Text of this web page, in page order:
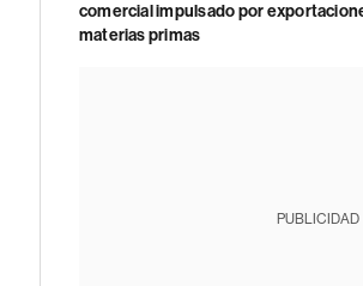
comercial impulsado por
materias primas
PUBLICIDAD